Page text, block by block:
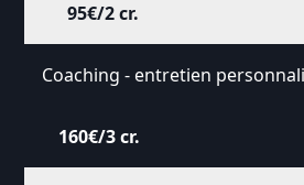
95€/2 cr.
Coaching - entretien
160€/3 cr.